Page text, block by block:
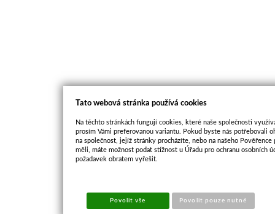
Tato webová stránka používá cookies
Na těchto stránkách fungují cookies, které naše společnosti
prosím Vámi preferovanou variantu. Pokud byste nás potřebovali
na společnost, jejíž stránky procházíte, nebo na našeho
měli, máte možnost podat stížnost u Úřadu pro ochranu osobních
požadavek obratem vyřešit.
Povolit vše Povolit pouze nutné